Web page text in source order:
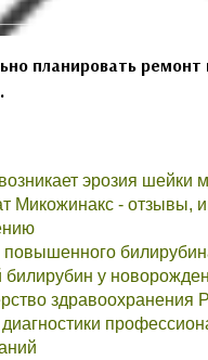
планировать
эрозия шейки
Микожинакс - отзывы,
повышенного
билирубин у
здравоохранения